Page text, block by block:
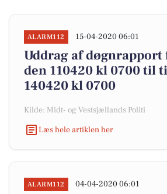
ALARM112 15-04-2020 06:01
Uddrag af
den 110420 kl 0700 til
140420 kl 0700
Kilde: Midt- og Vestsjællands Politi
Læs hele artiklen her
ALARM112 04-04-2020 06:01